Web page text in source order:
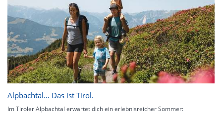
Alpbachtal… Das ist Tirol.
Im Tiroler Alpbachtal erwartet dich ein erlebnisreicher Sommer: